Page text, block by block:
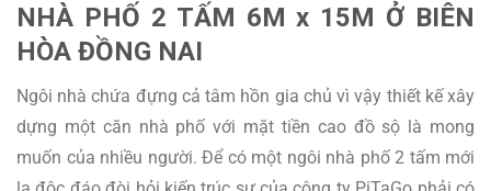
NHÀ PHỐ 2 TẤM 6M x 15M Ở BIÊN
HÒA ĐỒNG NAI
Ngôi nhà chứa đựng cả tâm hồn gia chủ vì vậy thiết kế xây
dựng một căn nhà phố với mặt tiền cao đồ sộ là mong
muốn của nhiều người. Để có một ngôi nhà phố 2 tấm mới